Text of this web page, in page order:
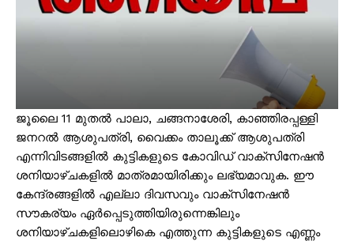
ജൂലൈ 11 മുതൽ പാലാ, ചങ്ങനാശേരി, കാഞ്ഞിരപ്പള്ളി
ജനറൽ ആശുപത്രി, വൈക്കം താലൂക്ക് ആശുപത്രി
എന്നിവിടങ്ങളിൽ കുട്ടികളുടെ കോവിഡ് വാക്‌സിനേഷൻ
ശനിയാഴ്ചകളിൽ മാത്രമായിരിക്കും ലഭ്യമാവുക. ഈ
കേന്ദ്രങ്ങളിൽ എല്ലാ ദിവസവും വാക്‌സിനേഷൻ
സൗകര്യം ഏർപ്പെടുത്തിയിരുന്നെങ്കിലും
ശനിയാഴ്ചകളിലൊഴികെ എത്തുന്ന കുട്ടികളുടെ എണ്ണം